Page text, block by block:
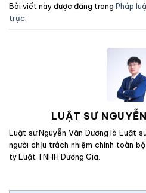
Bài viết này được đăng trong Pháp
trực
LUẬT SƯ
Luật sư Nguyễn Văn Dương là Luật
người chịu trách nhiệm chính toàn
ty Luật TNHH Dương Gia.